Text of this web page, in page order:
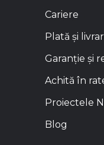
Cariere
Plată și
Garanție și
Achită în
Proiectele
Blog